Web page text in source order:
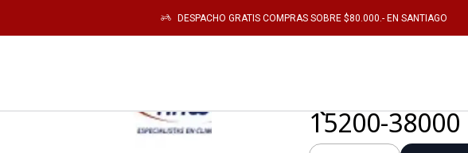
DESPACHO GRATIS COMPRAS SOBRE $80.000.- EN SANTIAGO
VALVULA DE EQUILIBRIO HIDRAULICO AB-QM FLANGE CON TOMAS DE
VALVULA
QM FLANGE
15200-